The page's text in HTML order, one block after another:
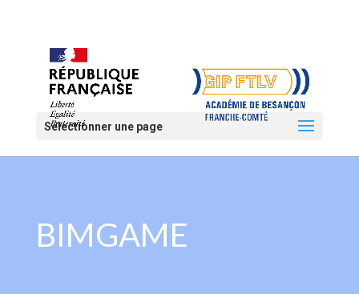
Sélectionner une page
BIMGAME